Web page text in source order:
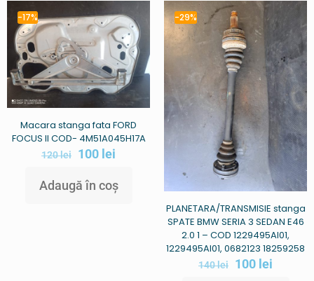
-17%
Macara stanga fata FORD
FOCUS II COD- 4M51A045H17A
120lei 100 lei
Adaugă în coș
-29%
PLANETARA/TRANSMISIE stanga
SPATE BMW SERIA 3 SEDAN E46
2.0 1 – COD 1229495AI01,
1229495AI01, 0682123 18259258
140lei 100 lei